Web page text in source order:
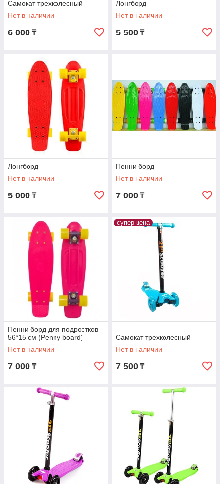
Самокат трехколесный
Нет в наличии
6 000 ₸
Лонгборд
Нет в наличии
5 500 ₸
Лонгборд
Нет в наличии
5 000 ₸
Пенни борд
Нет в наличии
7 000 ₸
Пенни борд для подростков
56*15 см (Penny board)
Нет в наличии
7 000 ₸
супер цена
Самокат трехколесный
Нет в наличии
7 500 ₸